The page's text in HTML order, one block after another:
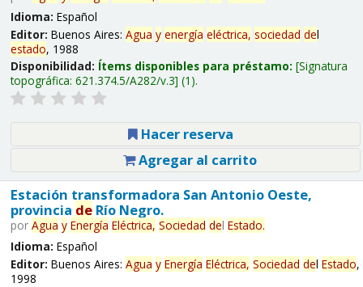
Idioma: Español
Editor: Buenos Aires: Agua y energía eléctrica, sociedad del
estado, 1988
Disponibilidad: Ítems disponibles para préstamo: Signatura
topográfica: 621.374.5/A282/v.3 (1).
Hacer reserva
Agregar al carrito
Estación transformadora San Antonio Oeste,
provincia deRío Negro.
por Agua y Energía Eléctrica, Sociedad del Estado.
Idioma: Español
Editor: Buenos Aires: Agua y Energía Eléctrica, Sociedad del Estado,
1998